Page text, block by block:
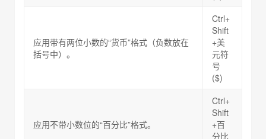
应用带有两位小数的“货币”格式（负数放在
括号中）。
Ctrl+
Shift
+美
元符
号
($)
应用不带小数位的“百分比”格式。
Ctrl+
Shift
+百
分比